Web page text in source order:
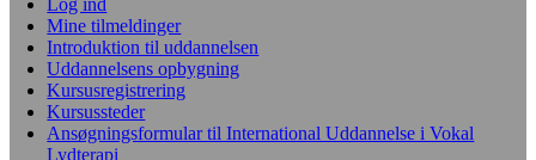
Log ind
Mine tilmeldinger
Introduktion til uddannelsen
Uddannelsens opbygning
Kursusregistrering
Kursussteder
Ansøgningsformular til International Uddannelse i Vokal
Lydterapi